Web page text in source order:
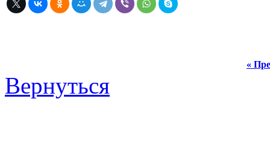
«
Вернуться